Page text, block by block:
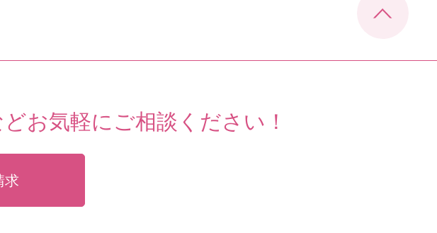
どお気軽にご相談ください！
求